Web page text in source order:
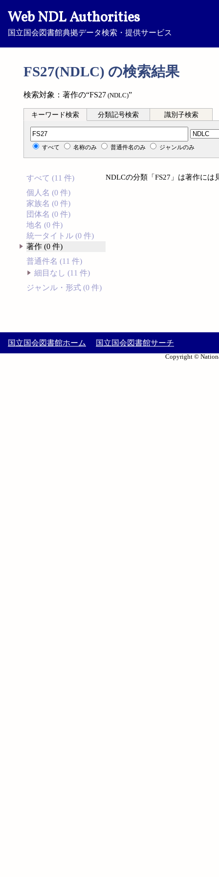
Web NDL Authorities
国立国会図書館典拠データ検索・提供サービス
FS27(NDLC) の検索結果
検索対象：著作の“FS27 (NDLC)”
キーワード検索 分類記号検索 識別子検索
分類記号検索
すべて 名称のみ 普通件名のみ ジャンルのみ
すべて (11 件)
個人名 (0 件)
家族名 (0 件)
団体名 (0 件)
地名 (0 件)
統一タイトル (0 件)
著作 (0 件)
普通件名 (11 件)
細目なし (11 件)
ジャンル・形式 (0 件)
NDLCの分類「FS27」は著作には
国立国会図書館ホーム 国立国会図書館サーチ
Copyright ©